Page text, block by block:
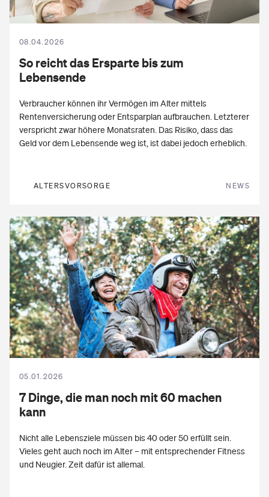
So reicht das Ersparte bis zum
Lebensende
08.04.2026
Verbraucher können ihr Vermögen im Alter mittels
Rentenversicherung oder Entsparplan aufbrauchen. Letzterer
verspricht zwar höhere Monatsraten. Das Risiko, dass das
Geld vor dem Lebensende weg ist, ist dabei jedoch erheblich.
ALTERSVORSORGE NEWS
7 Dinge, die man noch mit 60 machen
kann
05.01.2026
Nicht alle Lebensziele müssen bis 40 oder 50 erfüllt sein.
Vieles geht auch noch im Alter – mit entsprechender Fitness
und Neugier. Zeit dafür ist allemal.